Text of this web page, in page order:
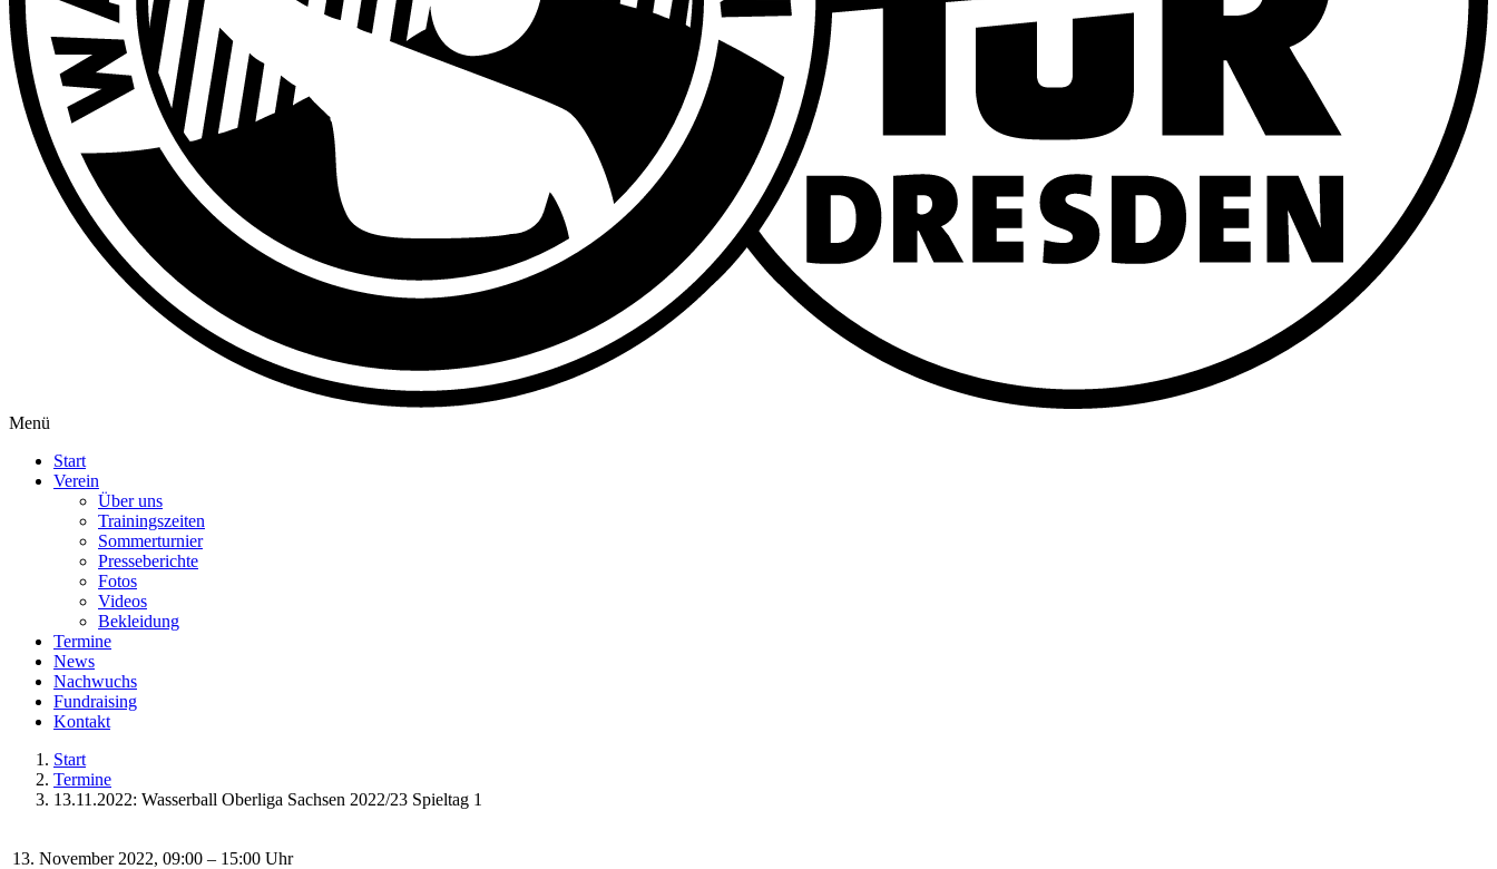
Menü
Start
Verein
Über uns
Trainingszeiten
Sommerturnier
Presseberichte
Fotos
Videos
Bekleidung
Termine
News
Nachwuchs
Fundraising
Kontakt
Start
Termine
13.11.2022: Wasserball Oberliga Sachsen 2022/23 Spieltag 1
13. November 2022, 09:00 – 15:00 Uhr